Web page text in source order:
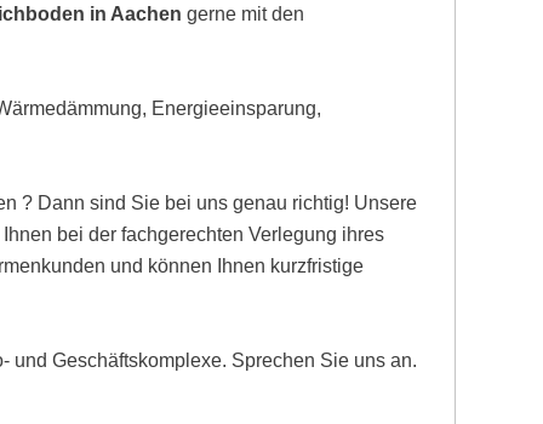
in Aachen gerne mit den
Energieeinsparung,
? Dann sind Sie bei uns genau richtig! Unsere
bei der fachgerechten Verlegung ihres
und können Ihnen kurzfristige
und Geschäftskomplexe. Sprechen Sie uns an.